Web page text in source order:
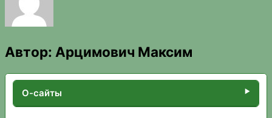
Автор: Арцимович Максим
О-сайты